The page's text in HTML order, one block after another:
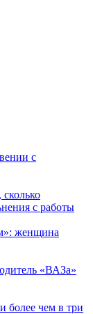
с
с работы
женщина
«ВАЗа»
более чем в три